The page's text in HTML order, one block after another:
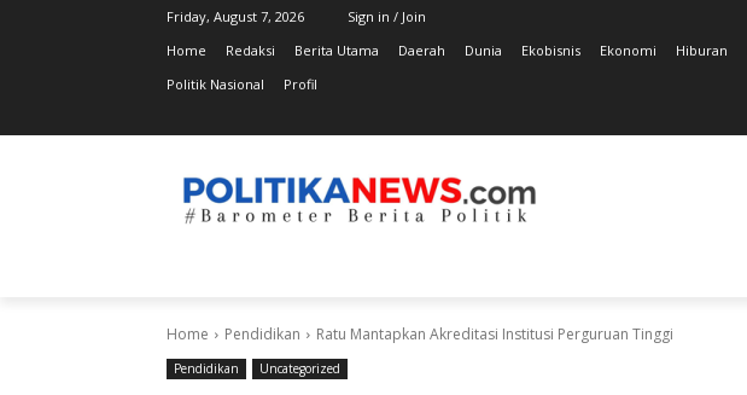
Friday, August 7, 2026
Sign in / Join
Home
Redaksi Berita Utama Daerah Dunia Ekobisnis Ekonomi Hiburan
Politik Nasional
Profil
Home Pendidikan Ratu Mantapkan Akreditasi Institusi Perguruan Tinggi
Pendidikan Uncategorized